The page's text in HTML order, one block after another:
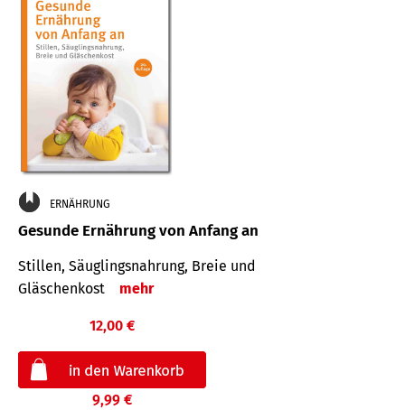
ERNÄHRUNG
Gesunde Ernährung von Anfang an
Stillen, Säuglingsnahrung, Breie und
Gläschenkost
mehr
12,00 €
9,99 €